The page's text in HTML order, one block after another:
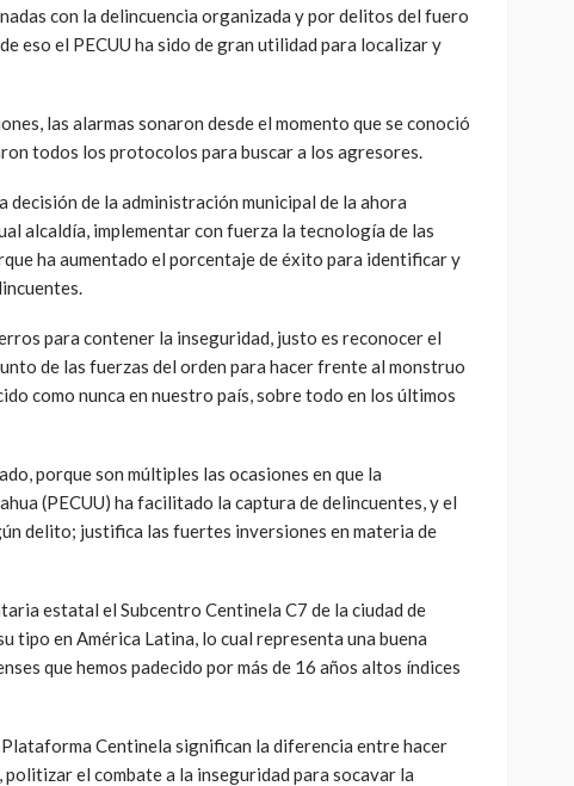
con la delincuencia organizada y por delitos del fuero
eso el PECUU ha sido de gran utilidad para localizar y
las alarmas sonaron desde el momento que se conoció
todos los protocolos para buscar a los agresores.
decisión de la administración municipal de la ahora
alcaldía, implementar con fuerza la tecnología de las
ha aumentado el porcentaje de éxito para identificar y
para contener la inseguridad, justo es reconocer el
de las fuerzas del orden para hacer frente al monstruo
como nunca en nuestro país, sobre todo en los últimos
porque son múltiples las ocasiones en que la
(PECUU) ha facilitado la captura de delincuentes, y el
delito; justifica las fuertes inversiones en materia de
estatal el Subcentro Centinela C7 de la ciudad de
tipo en América Latina, lo cual representa una buena
que hemos padecido por más de 16 años altos índices
Plataforma Centinela significan la diferencia entre hacer
el combate a la inseguridad para socavar la